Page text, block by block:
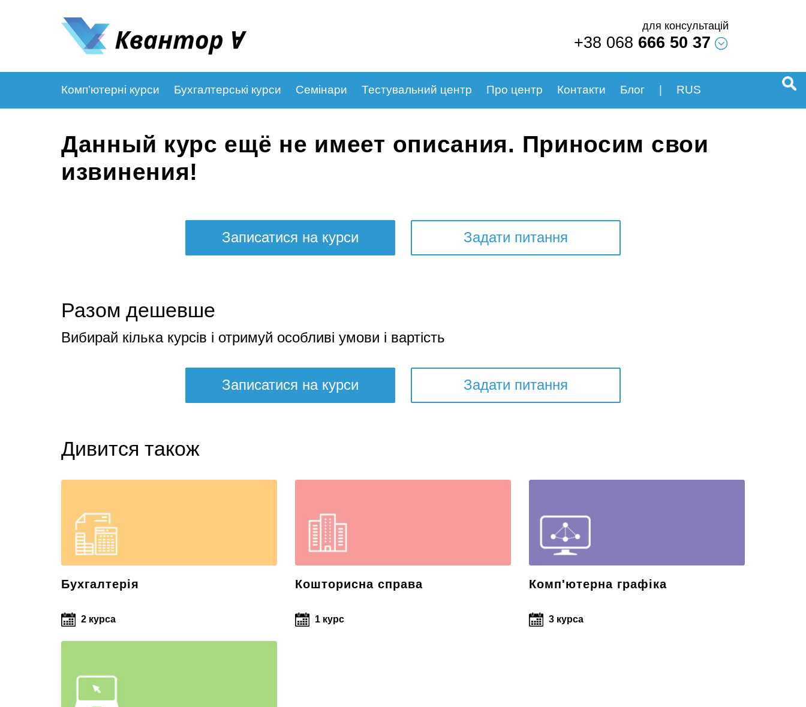
для консультацій
+38 068 666 50 37
Комп’ютерні курси Бухгалтерські курси Семінари Тестувальний центр Про центр Контакти Блог RUS
for:
Данный курс ещё не имеет описания. Приносим свои
извинения!
Записатися на курси Задати питання
Разом дешевше
Вибирай кілька курсів і отримуй особливі умови і вартість
Записатися на курси Задати питання
Дивится також
Бухгалтерія
2 курса
Кошторисна справа
1 курс
Комп'ютерна графіка
3 курса